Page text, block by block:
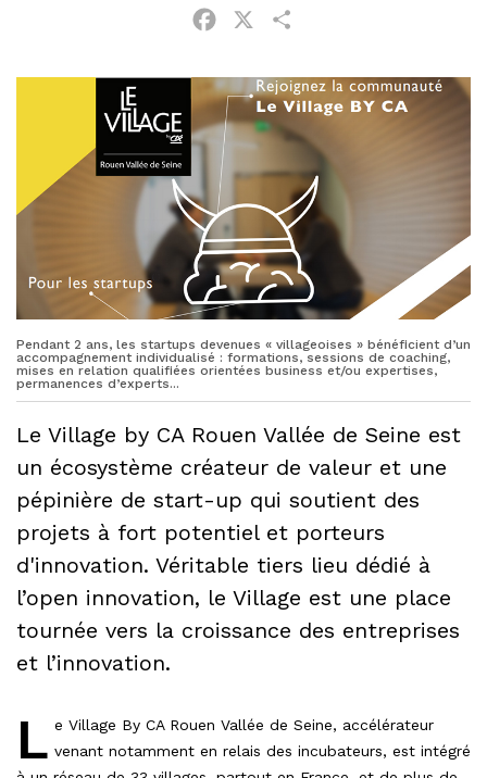
Facebook
Pendant 2 ans, les startups devenues « villageoises » bénéficient d’un
accompagnement individualisé : formations, sessions de coaching,
mises en relation qualifiées orientées business et/ou expertises,
permanences d’experts...
Le Village by CA Rouen Vallée de Seine est
un écosystème créateur de valeur et une
pépinière de start-up qui soutient des
projets à fort potentiel et porteurs
d'innovation. Véritable tiers lieu dédié à
l’open innovation, le Village est une place
tournée vers la croissance des entreprises
et l’innovation.
L e Village By CA Rouen Vallée de Seine, accélérateur
venant notamment en relais des incubateurs, est intégré